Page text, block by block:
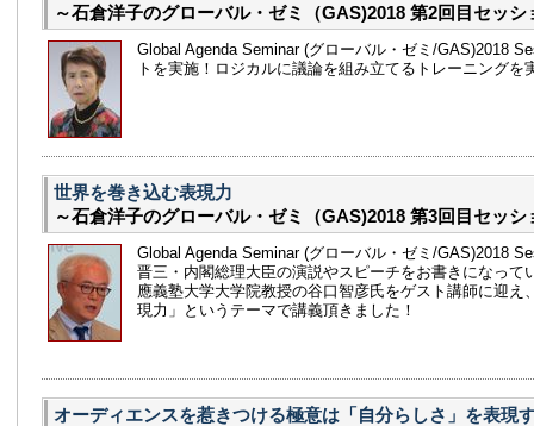
～石倉洋子のグローバル・ゼミ（GAS)2018 第2回目セッシ
Global Agenda Seminar (グローバル・ゼミ/GAS)2018
トを実施！ロジカルに議論を組み立てるトレーニングを
世界を巻き込む表現力
～石倉洋子のグローバル・ゼミ（GAS)2018 第3回目セッシ
Global Agenda Seminar (グローバル・ゼミ/GAS)2018
晋三・内閣総理大臣の演説やスピーチをお書きになって
應義塾大学大学院教授の谷口智彦氏をゲスト講師に迎え
現力」というテーマで講義頂きました！
オーディエンスを惹きつける極意は「自分らしさ」を表現